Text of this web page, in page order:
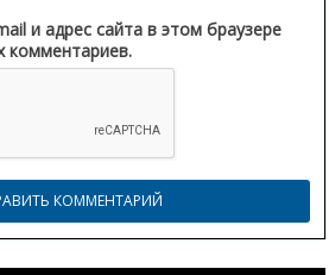
и адрес сайта в этом браузере
комментариев.